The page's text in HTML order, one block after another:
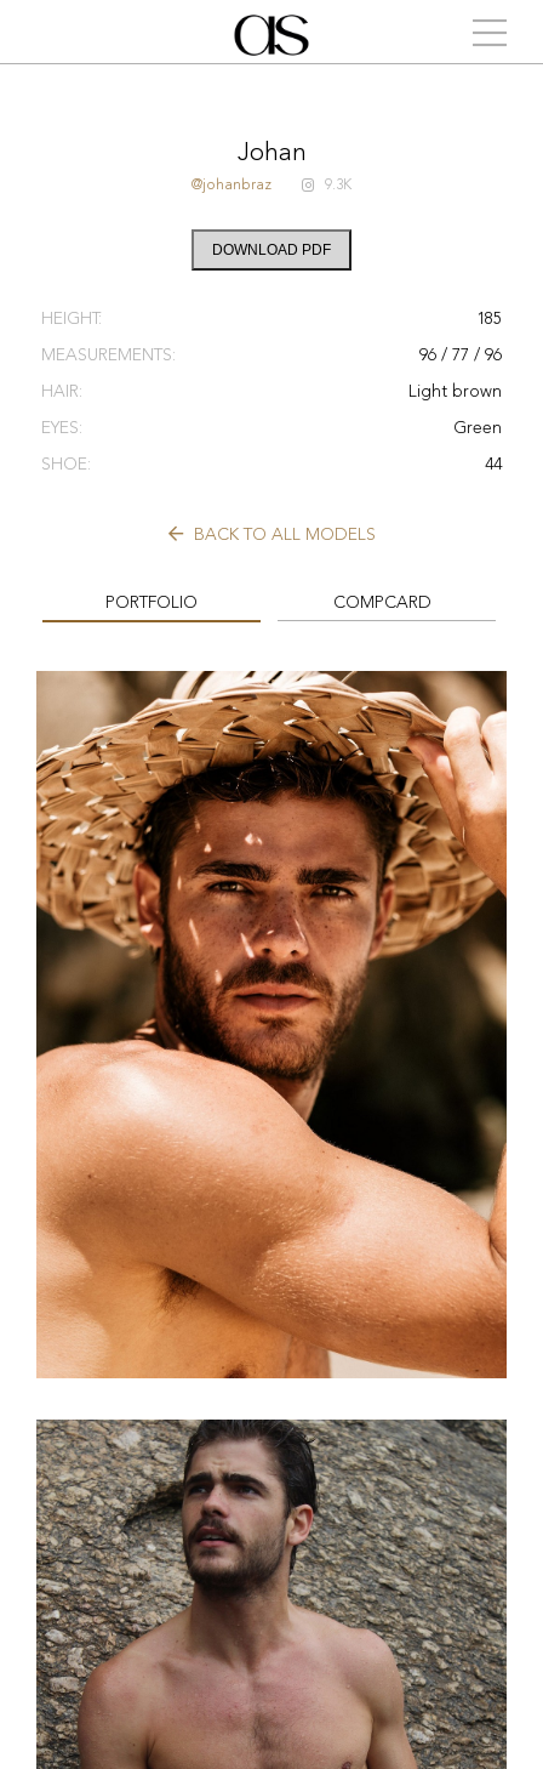
Johan
@johanbraz 9.3K
DOWNLOAD PDF
HEIGHT: 185
MEASUREMENTS: 96 / 77 / 96
HAIR: Light brown
EYES: Green
SHOE: 44
BACK TO ALL MODELS
PORTFOLIO COMPCARD